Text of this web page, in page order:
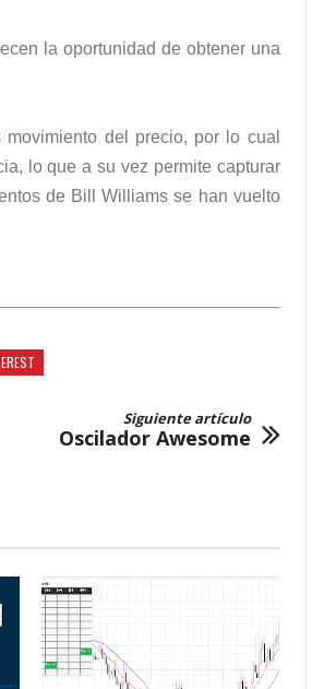
la oportunidad de obtener una
del precio, por lo cual
lo que a su vez permite capturar
de Bill Williams se han vuelto
Siguiente artículo
Oscilador Awesome